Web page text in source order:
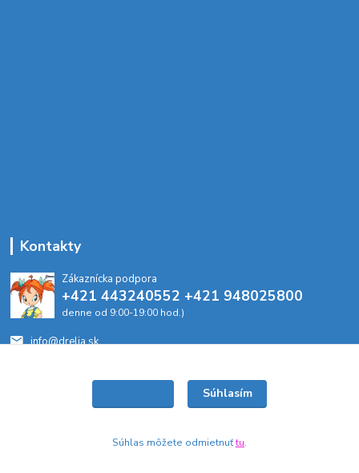
Kontakty
Zákaznícka podpora
+421 443240552 +421 948025800
denne od 9:00-19:00 hod.)
info@drelia.sk
Súhlasím
Súhlas môžete odmietnuťtu.